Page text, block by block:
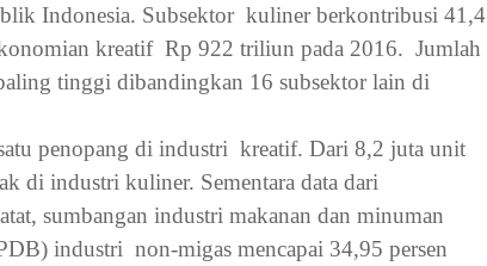
Indonesia. Subsektor kuliner berkontribusi 41,4
kreatif Rp 922 triliun pada 2016. Jumlah
tinggi dibandingkan 16 subsektor lain di
penopang di industri kreatif. Dari 8,2 juta unit
di industri kuliner. Sementara data dari
sumbangan industri makanan dan minuman
industri non-migas mencapai 34,95 persen